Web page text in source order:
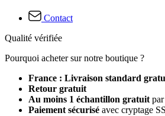
Contact
Qualité vérifiée
Pourquoi acheter sur notre boutique ?
France : Livraison standard
Retour gratuit
Au moins 1 échantillon gratuit
Paiement sécurisé avec cryptage